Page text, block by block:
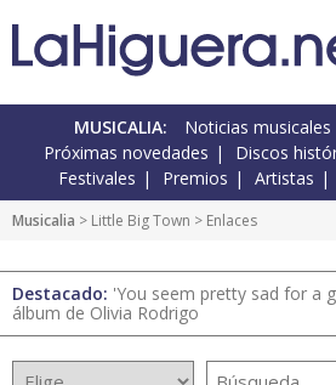
MUSICALIA: Noticias musicales
Próximas novedades
Discos
Festivales
Premios Artistas
Musicalia > Little Big Town > Enlaces
Destacado: 'You seem pretty sad for a
álbum de Olivia Rodrigo